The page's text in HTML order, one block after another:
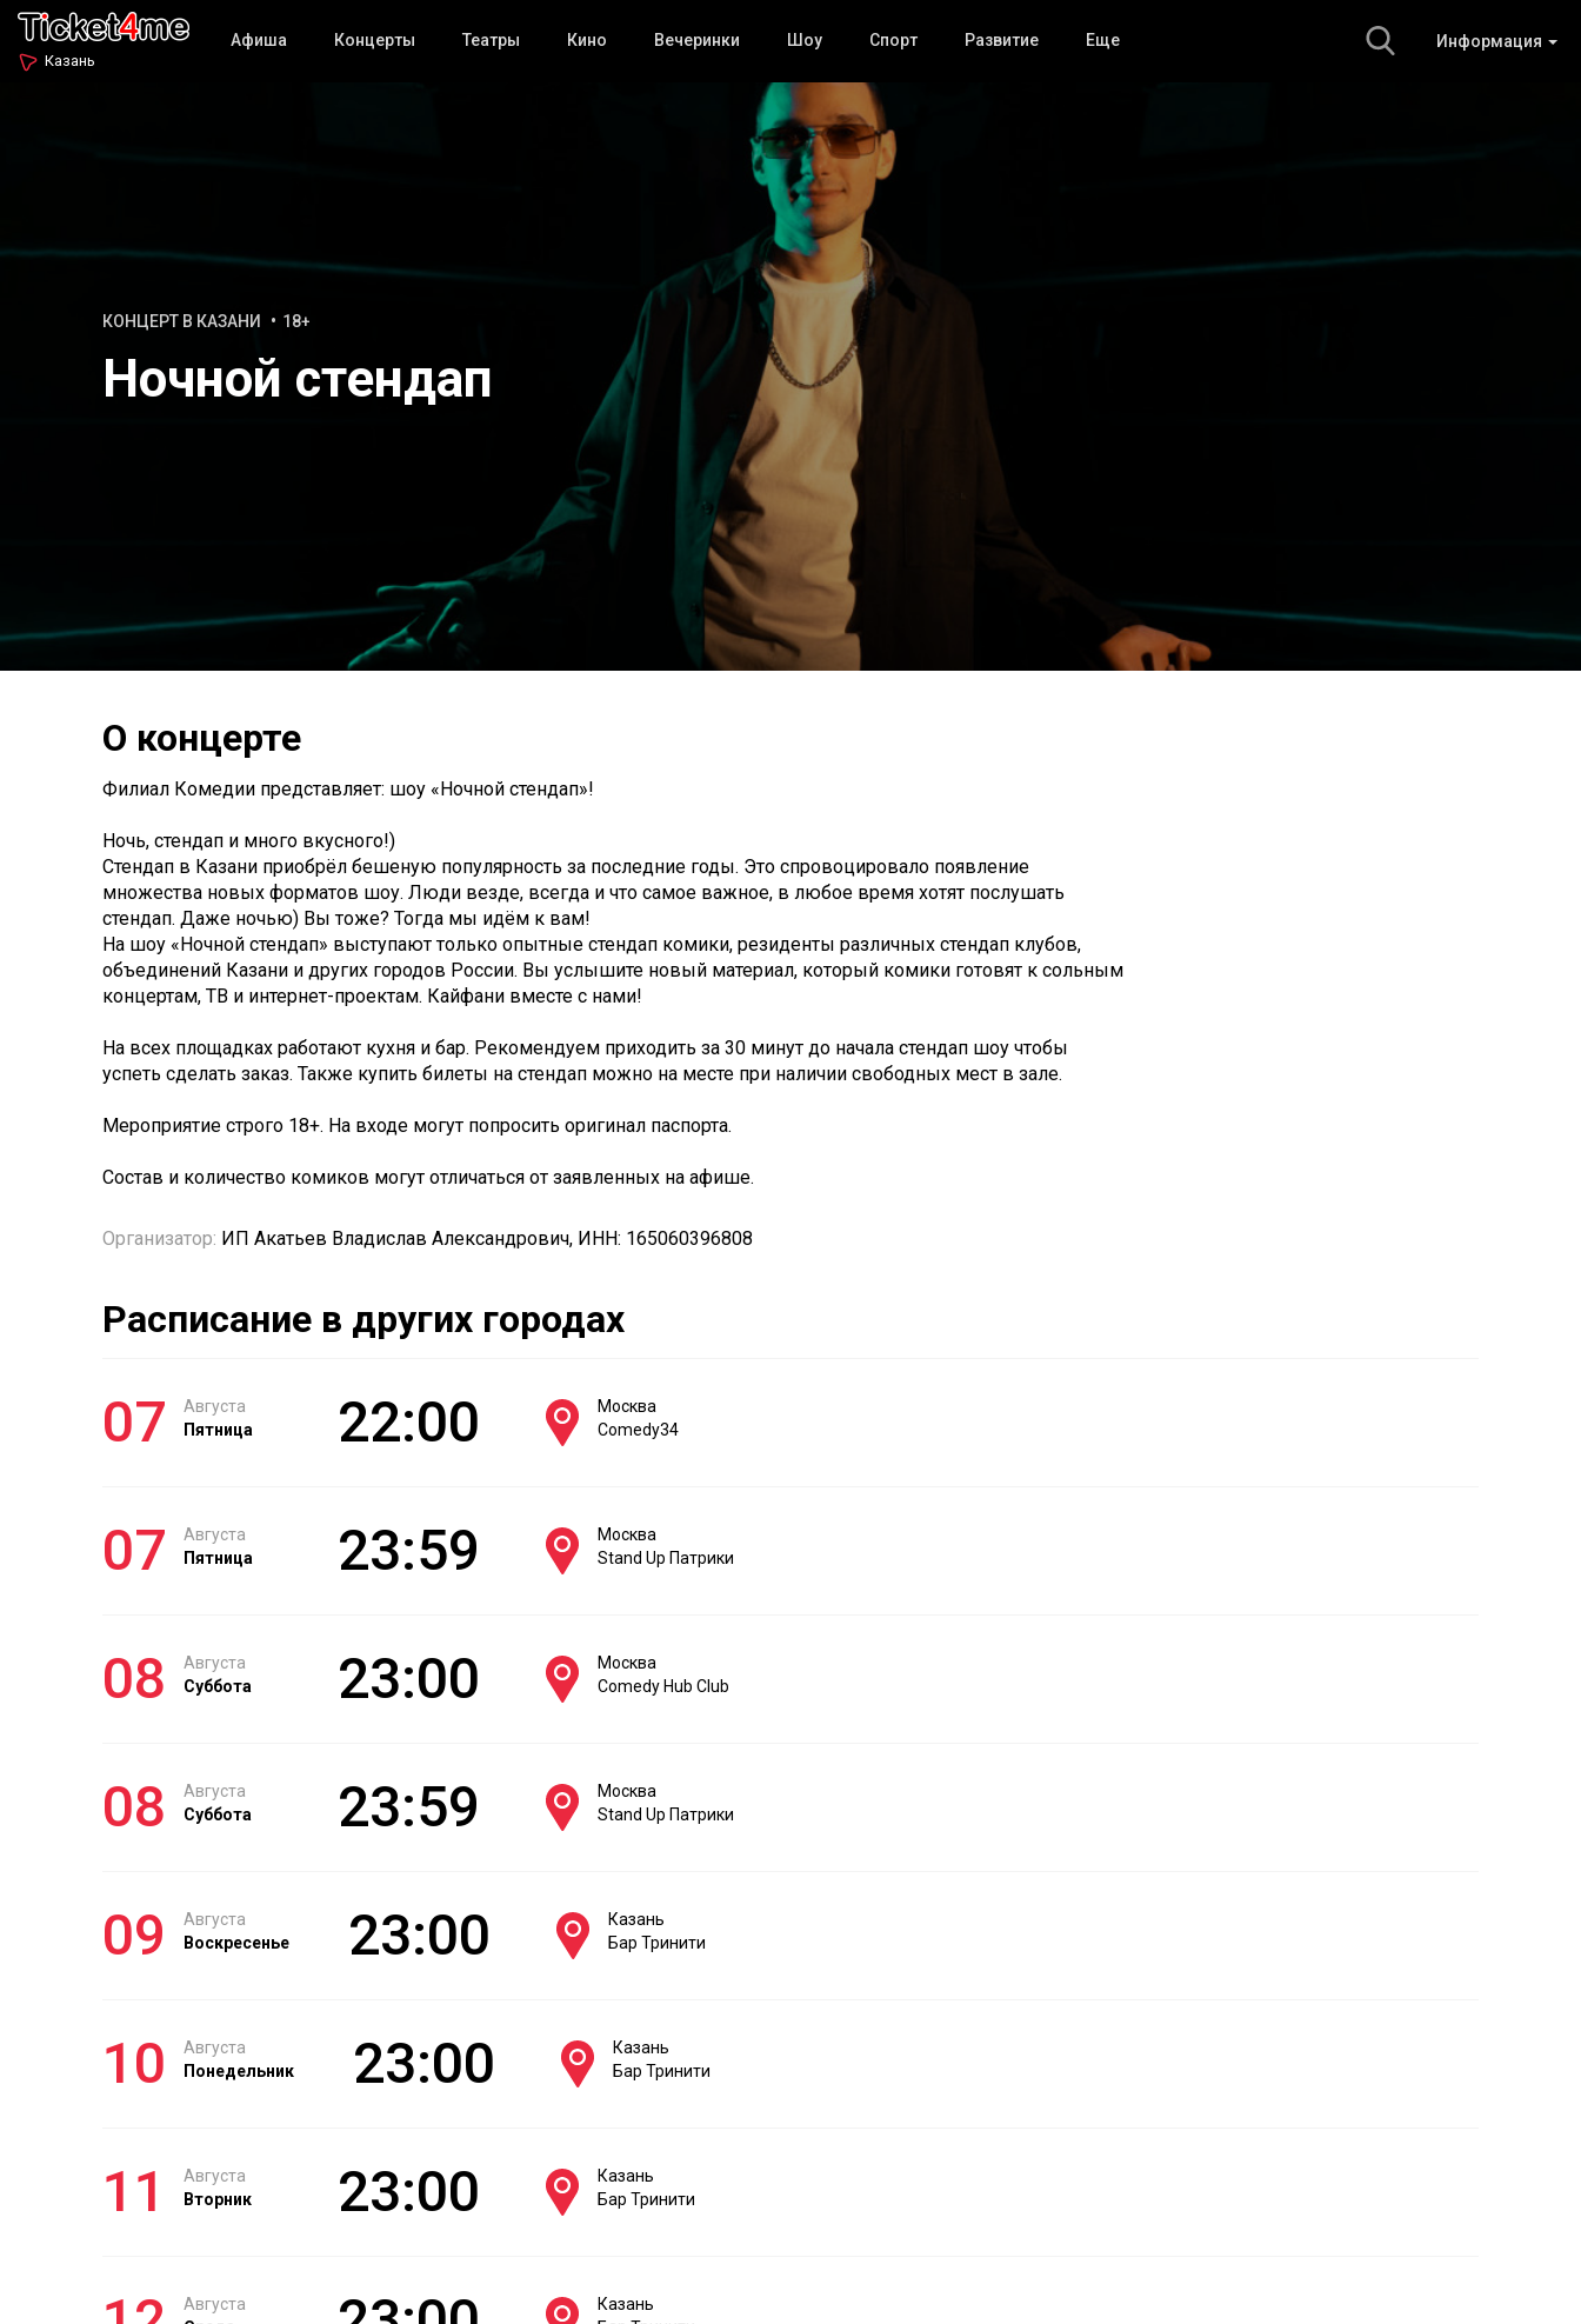
Казань
Информация
Афиша Концерты Театры Кино Вечеринки Шоу Спорт Развитие Еще
КОНЦЕРТ В КАЗАНИ 18+
Ночной стендап
О концерте
Филиал Комедии представляет: шоу «Ночной стендап»!
Ночь, стендап и много вкусного!)
Стендап в Казани приобрёл бешеную популярность за последние годы. Это спровоцировало появление
множества новых форматов шоу. Люди везде, всегда и что самое важное, в любое время хотят послушать
стендап. Даже ночью) Вы тоже? Тогда мы идём к вам!
На шоу «Ночной стендап» выступают только опытные стендап комики, резиденты различных стендап клубов,
объединений Казани и других городов России. Вы услышите новый материал, который комики готовят к сольным
концертам, ТВ и интернет-проектам. Кайфани вместе с нами!
На всех площадках работают кухня и бар. Рекомендуем приходить за 30 минут до начала стендап шоу чтобы
успеть сделать заказ. Также купить билеты на стендап можно на месте при наличии свободных мест в зале.
Мероприятие строго 18+. На входе могут попросить оригинал паспорта.
Состав и количество комиков могут отличаться от заявленных на афише.
Организатор: ИП Акатьев Владислав Александрович, ИНН: 165060396808
Расписание в других городах
07
Августа
Пятница
22:00
Москва
Comedy34
07
Августа
Пятница
23:59
Москва
Stand Up Патрики
08
Августа
Суббота
23:00
Москва
Comedy Hub Club
08
Августа
Суббота
23:59
Москва
Stand Up Патрики
09
Августа
Воскресенье
23:00
Казань
Бар Тринити
10
Августа
Понедельник
23:00
Казань
Бар Тринити
11
Августа
Вторник
23:00
Казань
Бар Тринити
Августа
Казань